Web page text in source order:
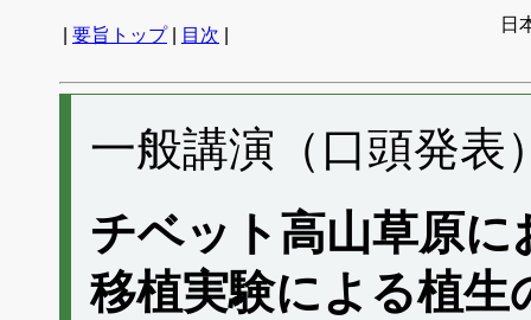
要旨トップ| 目次
日
一般講演（口頭発表
チベット高山草原
移植実験による植生